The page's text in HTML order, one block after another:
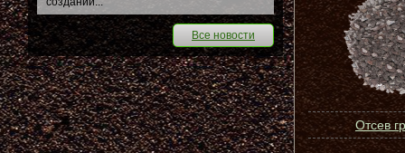
Отсев
Все новости